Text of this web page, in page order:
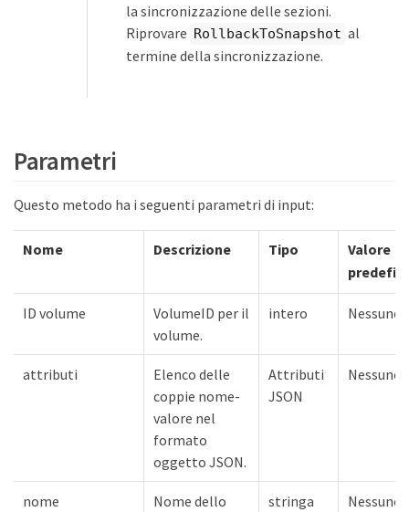
la sincronizzazione delle sezioni.
Riprovare RollbackToSnapshot al
termine della sincronizzazione.
Parametri
Questo metodo ha i seguenti parametri di input:
Nome Descrizione Tipo
Valore
ID volume
VolumeID per il
volume.
intero Nessuno
attributi
Elenco delle
coppie nome-
valore nel
formato
oggetto JSON.
Attributi
JSON
Nessuno
nome
Nome dello
stringa Nessuno